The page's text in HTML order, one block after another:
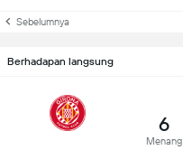
Sebelumnya
Berhadapan langsung
6
Menang